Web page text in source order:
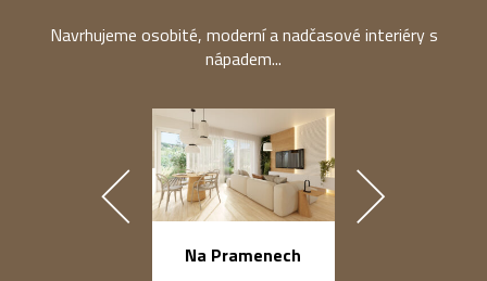
Navrhujeme osobité, moderní a nadčasové interiéry s
nápadem...
Na Pramenech